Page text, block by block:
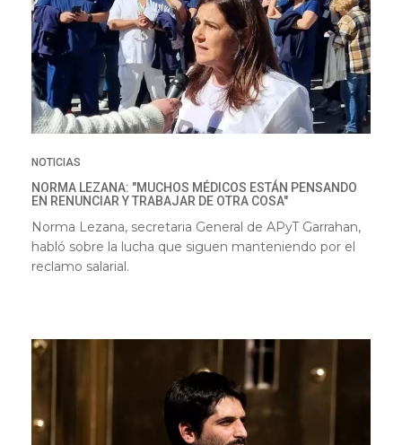
NOTICIAS
NORMA LEZANA: "MUCHOS MÉDICOS ESTÁN PENSANDO
EN RENUNCIAR Y TRABAJAR DE OTRA COSA"
Norma Lezana, secretaria General de APyT Garrahan,
habló sobre la lucha que siguen manteniendo por el
reclamo salarial.